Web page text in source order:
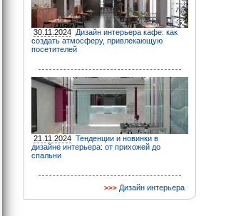
30.11.2024 Дизайн интерьера кафе: как
создать атмосферу, привлекающую
посетителей
21.11.2024 Тенденции и новинки в
дизайне интерьера: от прихожей до
спальни
Дизайн интерьера